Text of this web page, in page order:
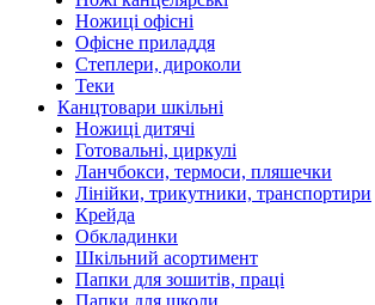
Ножиці офісні
Офісне приладдя
Степлери, дироколи
Теки
Канцтовари шкільні
Ножиці дитячі
Готовальні, циркулі
Ланчбокси, термоси, пляшечки
Лінійки, трикутники, транспортири
Крейда
Обкладинки
Шкільний асортимент
Папки для зошитів, праці
Папки для школи